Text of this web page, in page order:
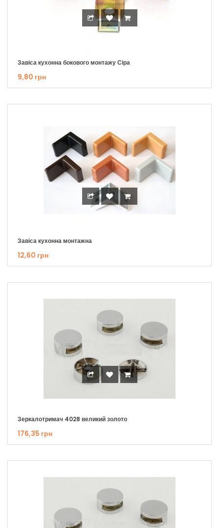
Завіса кухонна бокового монтажу Сіра
9,80 грн
Завіса кухонна монтажна
12,60 грн
Зеркалотримач 4028 великий золото
176,35 грн